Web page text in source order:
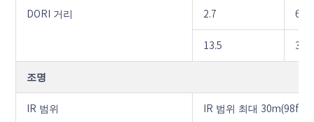
DORI 거리 2.7 60.8
13.5
조명
IR 범위 IR 범위 최대 30m(98ft)